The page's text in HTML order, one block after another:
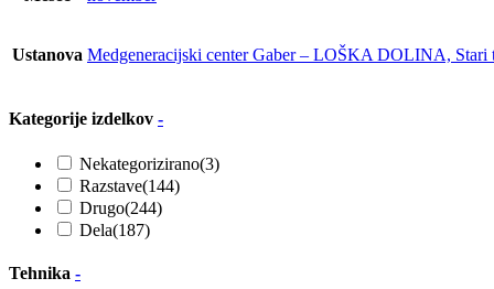
Ustanova Medgeneracijski center Gaber – LOŠKA DOLINA, Stari
Kategorije izdelkov -
Nekategorizirano(3)
Razstave(144)
Drugo(244)
Dela(187)
Tehnika -